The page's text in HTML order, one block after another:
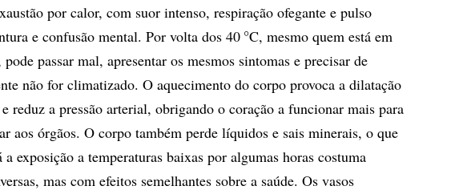
por calor, com suor intenso, respiração ofegante e pulso
e confusão mental. Por volta dos 40 °C, mesmo quem está em
passar mal, apresentar os mesmos sintomas e precisar de
não for climatizado. O aquecimento do corpo provoca a dilatação
reduz a pressão arterial, obrigando o coração a funcionar mais para
aos órgãos. O corpo também perde líquidos e sais minerais, o que
exposição a temperaturas baixas por algumas horas costuma
mas com efeitos semelhantes sobre a saúde. Os vasos